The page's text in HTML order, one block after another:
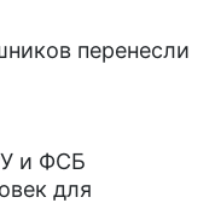
перенесли
и ФСБ
для